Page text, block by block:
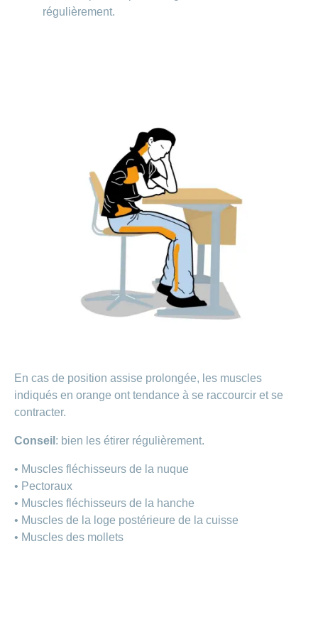
régulièrement.
En cas de position assise prolongée, les muscles
indiqués en orange ont tendance à se raccourcir et se
contracter.
Conseil : bien les étirer régulièrement.
• Muscles fléchisseurs de la nuque
• Pectoraux
• Muscles fléchisseurs de la hanche
• Muscles de la loge postérieure de la cuisse
• Muscles des mollets